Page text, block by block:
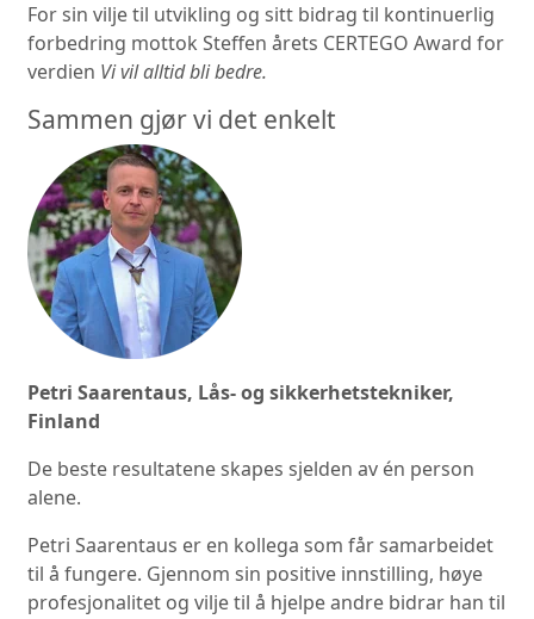
For sin vilje til utvikling og sitt bidrag til kontinuerlig
forbedring mottok Steffen årets CERTEGO Award for
verdien Vi vil alltid bli bedre.
Sammen gjør vi det enkelt
Petri Saarentaus, Lås- og sikkerhetstekniker,
Finland
De beste resultatene skapes sjelden av én person
alene.
Petri Saarentaus er en kollega som får samarbeidet
til å fungere. Gjennom sin positive innstilling, høye
profesjonalitet og vilje til å hjelpe andre bidrar han til